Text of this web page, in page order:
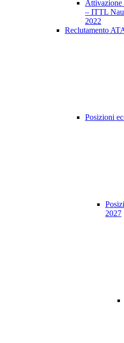
Attivazione
– ITTL
2022
Reclutamento
Posizioni
2027